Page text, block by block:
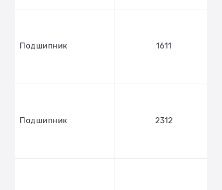
Подшипник 1611
Подшипник 2312